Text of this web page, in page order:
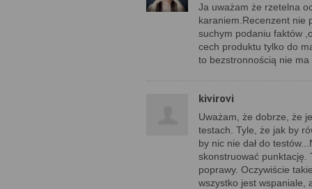
Ja uważam że rzetelna
karaniem.Recenzent nie
suchym podaniu faktów
cech produktu tylko do
to bezstronnością nie
kivirovi
Uważam, że dobrze, że
testach. Tyle, że jak by
by nic nie dał do
skonstruować punktację.
poprawy. Oczywiście
wszystko jest wspaniale,